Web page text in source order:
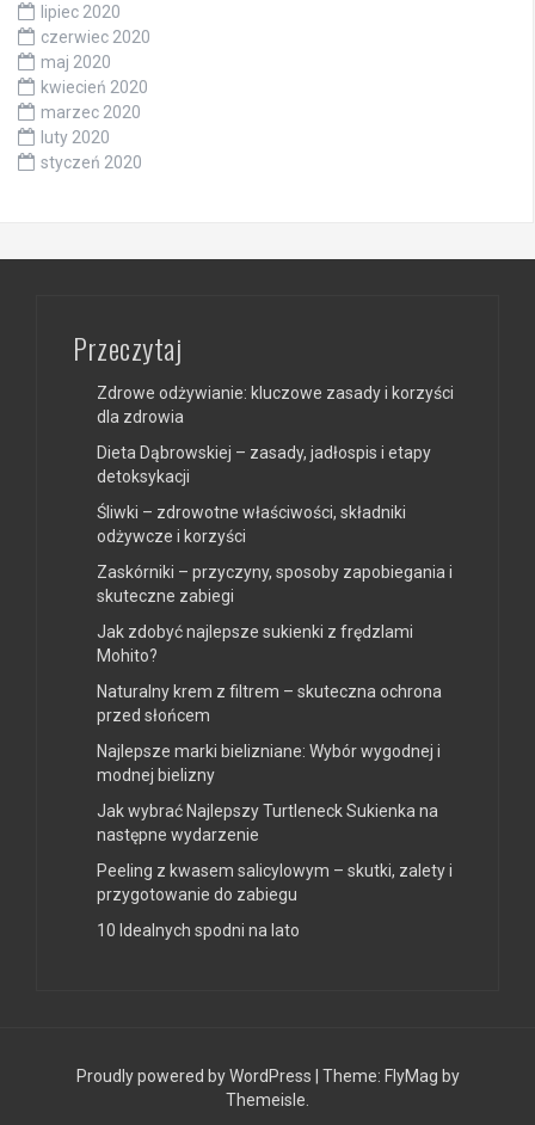
lipiec 2020
czerwiec 2020
maj 2020
kwiecień 2020
marzec 2020
luty 2020
styczeń 2020
Przeczytaj
Zdrowe odżywianie: kluczowe zasady i korzyści
dla zdrowia
Dieta Dąbrowskiej – zasady, jadłospis i etapy
detoksykacji
Śliwki – zdrowotne właściwości, składniki
odżywcze i korzyści
Zaskórniki – przyczyny, sposoby zapobiegania i
skuteczne zabiegi
Jak zdobyć najlepsze sukienki z frędzlami
Mohito?
Naturalny krem z filtrem – skuteczna ochrona
przed słońcem
Najlepsze marki bielizniane: Wybór wygodnej i
modnej bielizny
Jak wybrać Najlepszy Turtleneck Sukienka na
następne wydarzenie
Peeling z kwasem salicylowym – skutki, zalety i
przygotowanie do zabiegu
10 Idealnych spodni na lato
Proudly powered by WordPress Theme: FlyMag by
Themeisle.